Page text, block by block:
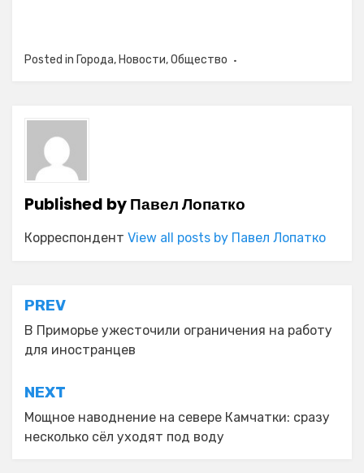
Posted in Города, Новости,Общество
Published byПавел Лопатко
Корреспондент View all posts by Павел Лопатко
Навигация
по
записям
PREV
В Приморье ужесточили ограничения на работу
для иностранцев
NEXT
Мощное наводнение на севере Камчатки: сразу
несколько сёл уходят под воду